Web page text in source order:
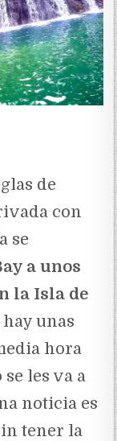
de
con
se
a unos
la Isla de
unas
hora
les va a
noticia es
tener la